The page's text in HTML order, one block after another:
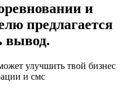
и
предлагается
вывод.